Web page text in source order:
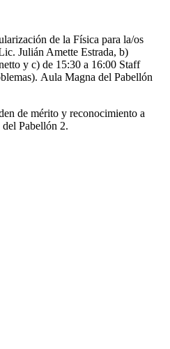
de la Física para la/os
Julián Amette Estrada, b)
y c) de 15:30 a 16:00 Staff
Aula Magna del Pabellón
de mérito y reconocimiento a
Pabellón 2.